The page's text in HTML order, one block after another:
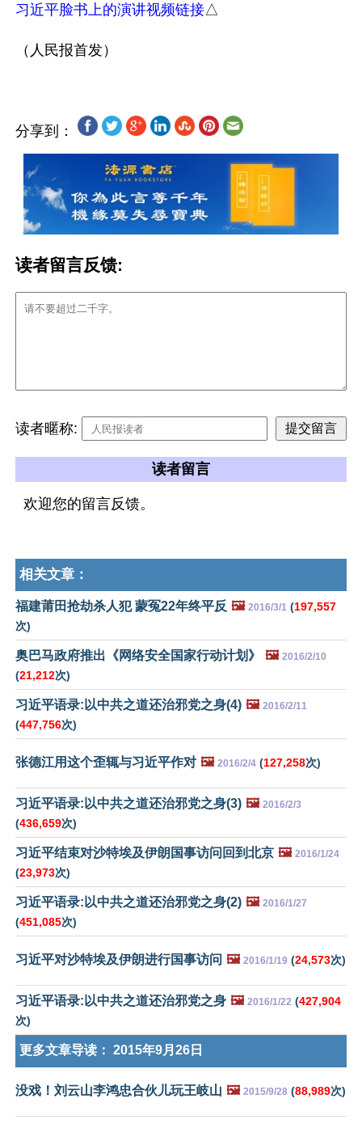
习近平脸书上的演讲视频链接△
分享到：
读者留言反馈:
读者暱称:
读者留言
欢迎您的留言反馈。
相关文章：
福建莆田抢劫杀人犯 蒙冤22年终平反 🖼️ 2016/3/1 (197,557
次)
奥巴马政府推出《网络安全国家行动计划》 🖼️ 2016/2/10
(21,212次)
习近平语录:以中共之道还治邪党之身(4) 🖼️ 2016/2/11
(447,756次)
张德江用这个歪辄与习近平作对 🖼️ 2016/2/4 (127,258次)
习近平语录:以中共之道还治邪党之身(3) 🖼️ 2016/2/3
(436,659次)
习近平结束对沙特埃及伊朗国事访问回到北京 🖼️ 2016/1/24
(23,973次)
习近平语录:以中共之道还治邪党之身(2) 🖼️ 2016/1/27
(451,085次)
习近平对沙特埃及伊朗进行国事访问 🖼️ 2016/1/19 (24,573次)
习近平语录:以中共之道还治邪党之身 🖼️ 2016/1/22 (427,904
次)
更多文章导读： 2015年9月26日
没戏！刘云山李鸿忠合伙儿玩王岐山 🖼️ 2015/9/28 (88,989次)